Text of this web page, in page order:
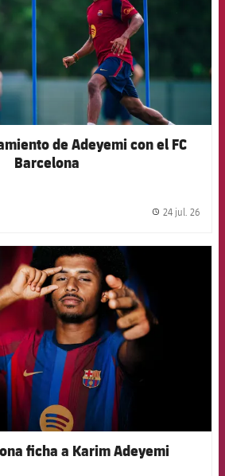
de Adeyemi con el FC
Barcelona
24 jul. 26
FCB Barcelona badge
ficha a Karim Adeyemi